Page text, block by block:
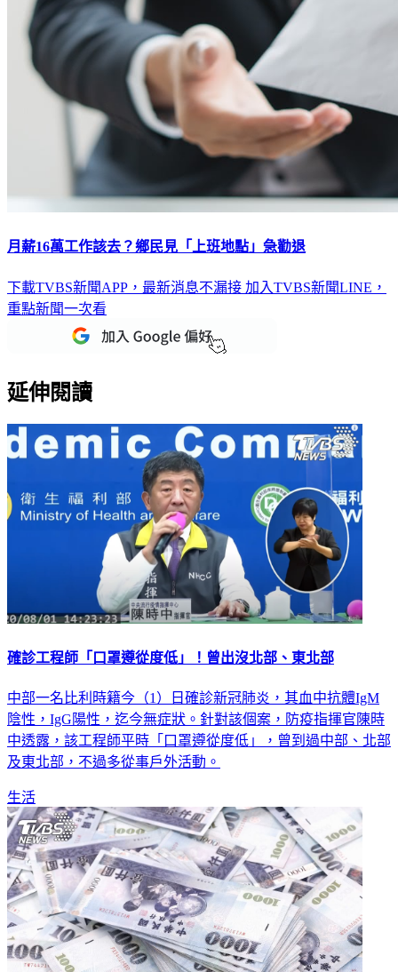
月薪16萬工作該去？鄉民見「上班地點」急勸退
下載TVBS新聞APP，最新消息不漏接 加入TVBS新聞LINE，
重點新聞一次看
延伸閱讀
確診工程師「口罩遵從度低」！曾出沒北部、東北部
中部一名比利時籍今（1）日確診新冠肺炎，其血中抗體IgM
陰性，IgG陽性，迄今無症狀。針對該個案，防疫指揮官陳時
中透露，該工程師平時「口罩遵從度低」，曾到過中部、北部
及東北部，不過多從事戶外活動。
生活